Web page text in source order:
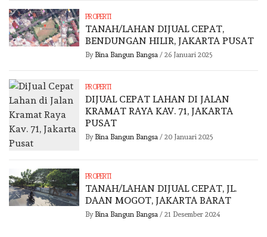
PROPERTI
TANAH/LAHAN DIJUAL CEPAT,
BENDUNGAN HILIR, JAKARTA PUSAT
By Bina Bangun Bangsa/ 26 Januari 2025
PROPERTI
DIJUAL CEPAT LAHAN DI JALAN
KRAMAT RAYA KAV. 71, JAKARTA
PUSAT
By Bina Bangun Bangsa/ 20 Januari 2025
PROPERTI
TANAH/LAHAN DIJUAL CEPAT, JL.
DAAN MOGOT, JAKARTA BARAT
By Bina Bangun Bangsa/ 21 Desember 2024